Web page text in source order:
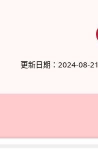
更新日期：2024-08-21